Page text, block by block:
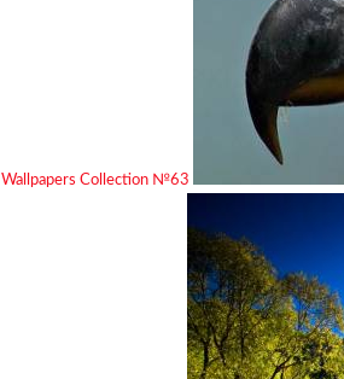
Wallpapers Collection №63